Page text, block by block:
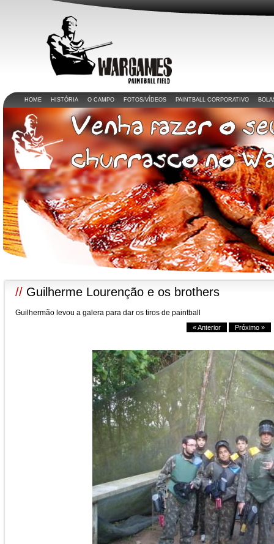
HOME HISTÓRIA O CAMPO FOTOS/VÍDEOS PAINTBALL CORPORATIVO
// Guilherme Lourenção e os brothers
Guilhermão levou a galera para dar os tiros de paintball
« Anterior Próximo »